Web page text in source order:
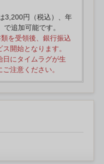
3,200円（税込）、年
追加可能です。
を受領後、銀行振込
開始となります。
日にタイムラグが生
注意ください。